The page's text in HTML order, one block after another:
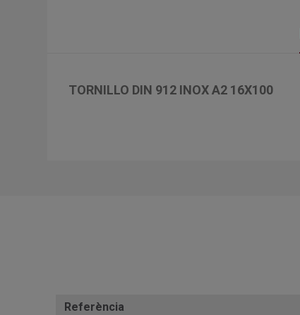
TORNILLO DIN 912 INOX A2 16X100
Referència